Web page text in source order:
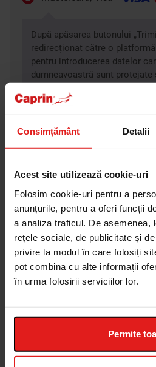
Consimțământ Detalii
Acest site utilizează cookie-uri
Folosim cookie-uri pentru a
anunțurile, pentru a oferi funcții
a analiza traficul. De asemenea,
rețele sociale, de publicitate și
privire la modul în care folosiți
pot combina cu alte informații
în urma folosirii serviciilor lor.
Permite
După apăsarea butonului
redirecționat către o
pentru introducerea datelor
dumneavoastră sunt protejate
Ramburs la livrare
Cargus
FAN Courier
Finalizează